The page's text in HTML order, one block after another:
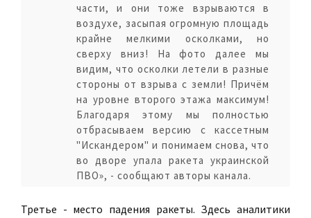
части, и они тоже взрываются в
воздухе, засыпая огромную площадь
крайне мелкими осколками, но
сверху вниз! На фото далее мы
видим, что осколки летели в разные
стороны от взрыва с земли! Причём
на уровне второго этажа максимум!
Благодаря этому мы полностью
отбрасываем версию с кассетным
"Искандером" и понимаем снова, что
во дворе упала ракета украинской
ПВО», - сообщают авторы канала.
Третье - место падения ракеты. Здесь аналитики